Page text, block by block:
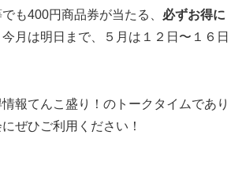
も400円商品券が当たる、 必ずお得に
月は明日まで、５月は１２日〜１６日
報てんこ盛り！のトークタイムであり
ぜひご利用ください！